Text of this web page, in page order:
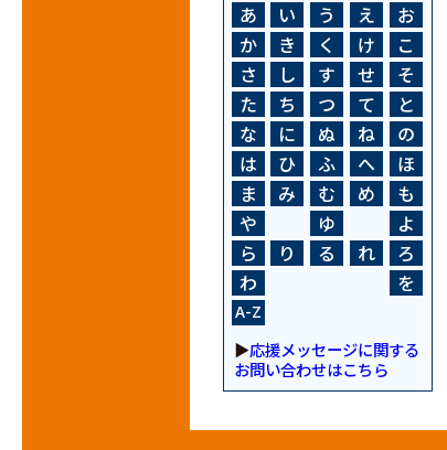
あ い う え
お
か
き く け
こ
さ
し す せ
そ
た
ち つ て
と
な
に ぬ ね
の
は
ひ ふ へ
ほ
ま
み む め
も
や
ゆ
よ
ら
り る れ
ろ
わ
を
A-Z
▶応援メッセージに関する
お問い合わせはこちら